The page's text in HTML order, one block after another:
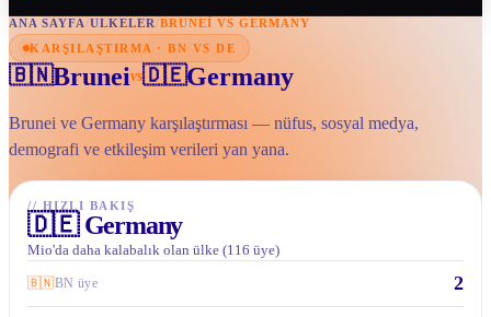
ANA SAYFA/ULKELER/BRUNEI VS GERMANY
KARŞILAŞTIRMA · BN VS DE
🇧🇳Bruneivs🇩🇪Germany
Brunei ve Germany karşılaştırması — nüfus, sosyal medya,
demografi ve etkileşim verileri yan yana.
// HIZLI BAKIŞ
🇩🇪 Germany
Mio'da daha kalabalık olan ülke (116 üye)
🇧🇳BN üye 2